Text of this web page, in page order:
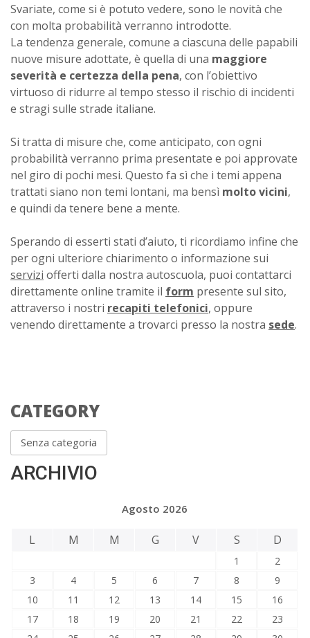
Svariate, come si è potuto vedere, sono le novità che
con molta probabilità verranno introdotte.
La tendenza generale, comune a ciascuna delle papabili
nuove misure adottate, è quella di una maggiore
severità e certezza della pena, con l’obiettivo
virtuoso di ridurre al tempo stesso il rischio di incidenti
e stragi sulle strade italiane.
Si tratta di misure che, come anticipato, con ogni
probabilità verranno prima presentate e poi approvate
nel giro di pochi mesi. Questo fa sì che i temi appena
trattati siano non temi lontani, ma bensì molto vicini,
e quindi da tenere bene a mente.
Sperando di esserti stati d’aiuto, ti ricordiamo infine che
per ogni ulteriore chiarimento o informazione sui
servizi offerti dalla nostra autoscuola, puoi contattarci
direttamente online tramite il form presente sul sito,
attraverso i nostri recapiti telefonici, oppure
venendo direttamente a trovarci presso la nostra sede.
CATEGORY
Senza categoria
ARCHIVIO
Agosto 2026
L M M G V S D
1
2
3
4 5 6 7 8
9
10
11 12 13 14 15
16
17
18 19 20 21 22
23